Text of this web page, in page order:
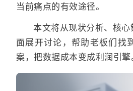
当前痛点的有效途径。
本文将从现状分析、核
面展开讨论，帮助老板们找
案，把数据成本变成利润引擎